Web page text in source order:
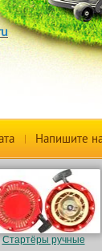
Напишите
Стартёры ручные